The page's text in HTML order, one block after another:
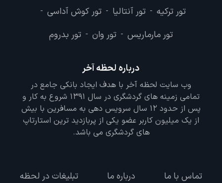
تور ترکیه - تور آنتالیا - تور کوش آداسی -
تور مارماریس - تور وان - تور بدروم
درباره لحظه آخر
وب سایت لحظه آخر با هدف ایجاد بانکی جامع در
تمامی زمینه های گردشگری در سال 1391 شروع به کار و
پس از حدود 12 سال سرویس دهی به مسافرین با بیش
از یک میلیون کاربر عضو یکی از پربازدید ترین استارتاپ
های گردشگری می باشد.
تماس با ما درباره ما تبلیغات در لحظه